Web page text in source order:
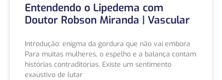
Entendendo o Lipedema com
Doutor Robson Miranda | Vascular
Introdução: enigma da gordura que não vai embora
Para muitas mulheres, o espelho e a balança contam
histórias contraditórias. Existe um sentimento
exaustivo de lutar